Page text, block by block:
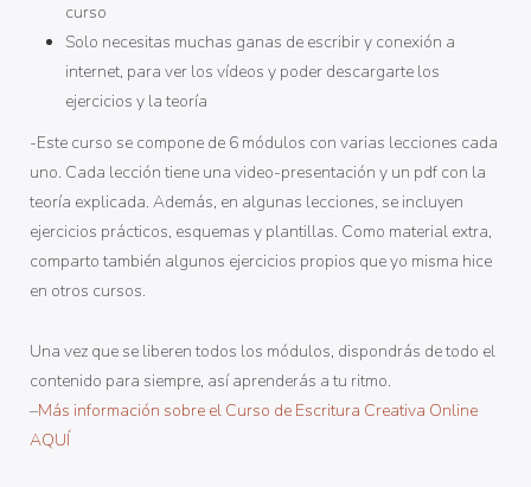
curso
Solo necesitas muchas ganas de escribir y conexión a
internet, para ver los vídeos y poder descargarte los
ejercicios y la teoría
-Este curso se compone de 6 módulos con varias lecciones cada
uno. Cada lección tiene una video-presentación y un pdf con la
teoría explicada. Además, en algunas lecciones, se incluyen
ejercicios prácticos, esquemas y plantillas. Como material extra,
comparto también algunos ejercicios propios que yo misma hice
en otros cursos.
Una vez que se liberen todos los módulos, dispondrás de todo el
contenido para siempre, así aprenderás a tu ritmo.
–Más información sobre el Curso de Escritura Creativa Online
AQUÍ